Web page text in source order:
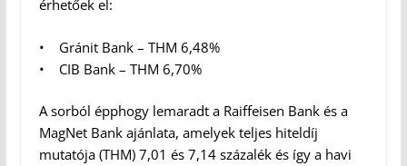
érhetőek el:
• Gránit Bank – THM 6,48%
• CIB Bank – THM 6,70%
A sorból épphogy lemaradt a Raiffeisen Bank és a
MagNet Bank ajánlata, amelyek teljes hiteldíj
mutatója (THM) 7,01 és 7,14 százalék és így a havi